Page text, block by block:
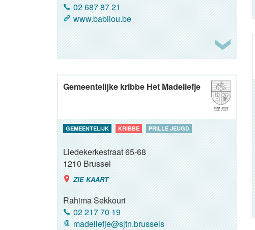
02 687 87 21
www.babilou.be
Gemeentelijke kribbe Het Madeliefje
GEMEENTELIJK KRIBBE PRILLE JEUGD
Liedekerkestraat 65-68
1210Brussel
ZIE KAART
Rahima Sekkouri
02 217 70 19
madeliefje@sjtn.brussels